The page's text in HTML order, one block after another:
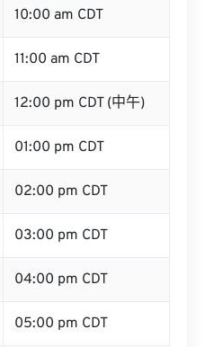
10:00 am CDT
11:00 am CDT
12:00 pm CDT (中午)
01:00 pm CDT
02:00 pm CDT
03:00 pm CDT
04:00 pm CDT
05:00 pm CDT